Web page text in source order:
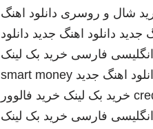
شال و روسری دانلود اهنگ
جدید دانلود اهنگ جدید دانلود
فارسی خرید بک لینک
اهنگ جدید smart money
خرید بک لینک خرید فالوور
فارسی خرید بک لینک